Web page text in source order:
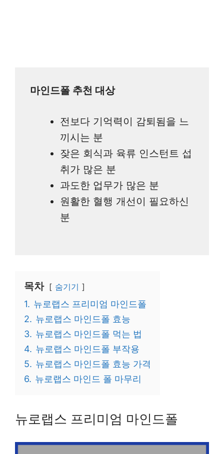
마인드폴 추천 대상
전보다 기억력이 감퇴됨을 느
끼시는 분
잦은 회식과 육류 인스턴트 섭
취가 많은 분
과도한 업무가 많은 분
원활한 혈행 개선이 필요하신
분
목차 숨기기
1. 뉴로랩스 프리미엄 마인드폴
2. 뉴로랩스 마인드폴 효능
3. 뉴로랩스 마인드폴 먹는 법
4. 뉴로랩스 마인드폴 부작용
5. 뉴로랩스 마인드폴 효능 가격
6. 뉴로랩스 마인드 폴 마무리
뉴로랩스 프리미엄 마인드폴